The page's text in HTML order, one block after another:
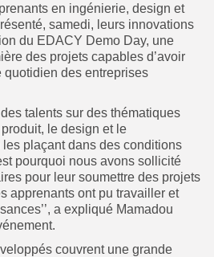
en ingénierie, design et
samedi, leurs innovations
du EDACY Demo Day, une
des projets capables d’avoir
quotidien des entreprises
des talents sur des thématiques
le design et le
plaçant dans des conditions
pourquoi nous avons sollicité
pour leur soumettre des projets
apprenants ont pu travailler et
a expliqué Mamadou
couvrent une grande